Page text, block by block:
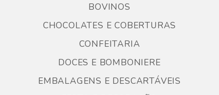
BOVINOS
CHOCOLATES E COBERTURAS
CONFEITARIA
DOCES E BOMBONIERE
EMBALAGENS E DESCARTÁVEIS